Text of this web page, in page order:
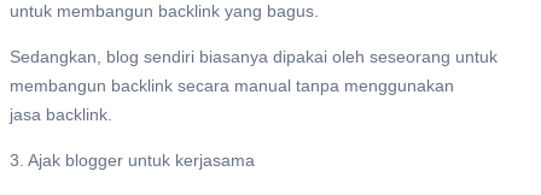
untuk membangun backlink yang bagus.
Sedangkan, blog sendiri biasanya dipakai oleh seseorang untuk
membangun backlink secara manual tanpa menggunakan
jasa backlink.
3. Ajak blogger untuk kerjasama